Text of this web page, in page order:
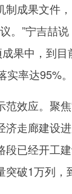
制成果文件
。”宁吉喆
果中，到
率达95%。
应。聚焦“
济走廊建设
段已经开工
破1万列